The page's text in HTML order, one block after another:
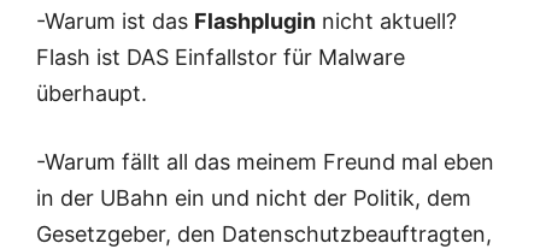
-Warum ist das Flashplugin nicht aktuell?
Flash ist DAS Einfallstor für Malware
überhaupt.
-Warum fällt all das meinem Freund mal eben
in der UBahn ein und nicht der Politik, dem
Gesetzgeber, den Datenschutzbeauftragten,